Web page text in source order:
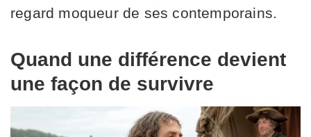
regard moqueur de ses contemporains.
Quand une différence devient
une façon de survivre